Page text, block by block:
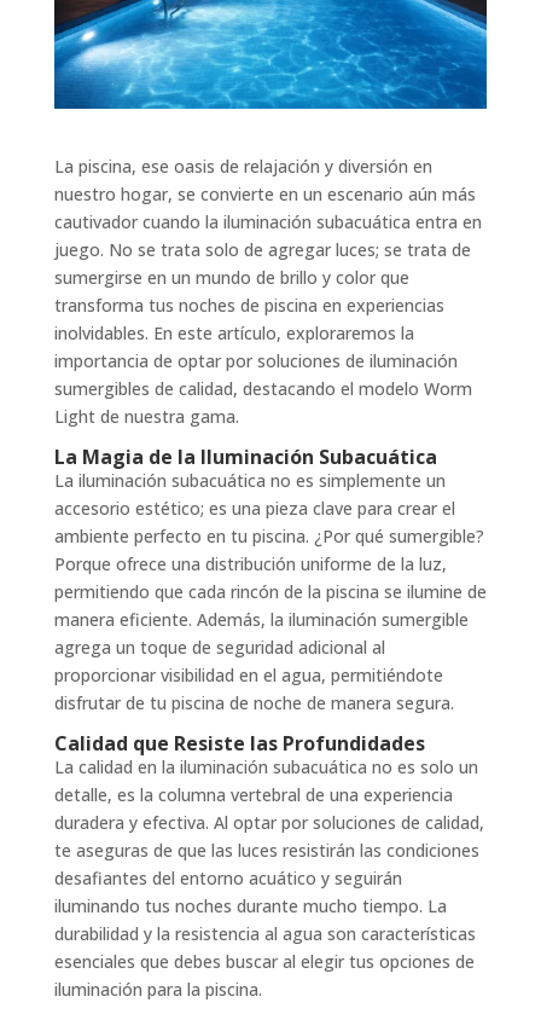
La piscina, ese oasis de relajación y diversión en
nuestro hogar, se convierte en un escenario aún más
cautivador cuando la iluminación subacuática entra en
juego. No se trata solo de agregar luces; se trata de
sumergirse en un mundo de brillo y color que
transforma tus noches de piscina en experiencias
inolvidables. En este artículo, exploraremos la
importancia de optar por soluciones de iluminación
sumergibles de calidad, destacando el modelo Worm
Light de nuestra gama.
La Magia de la Iluminación Subacuática
La iluminación subacuática no es simplemente un
accesorio estético; es una pieza clave para crear el
ambiente perfecto en tu piscina. ¿Por qué sumergible?
Porque ofrece una distribución uniforme de la luz,
permitiendo que cada rincón de la piscina se ilumine de
manera eficiente. Además, la iluminación sumergible
agrega un toque de seguridad adicional al
proporcionar visibilidad en el agua, permitiéndote
disfrutar de tu piscina de noche de manera segura.
Calidad que Resiste las Profundidades
La calidad en la iluminación subacuática no es solo un
detalle, es la columna vertebral de una experiencia
duradera y efectiva. Al optar por soluciones de calidad,
te aseguras de que las luces resistirán las condiciones
desafiantes del entorno acuático y seguirán
iluminando tus noches durante mucho tiempo. La
durabilidad y la resistencia al agua son características
esenciales que debes buscar al elegir tus opciones de
iluminación para la piscina.